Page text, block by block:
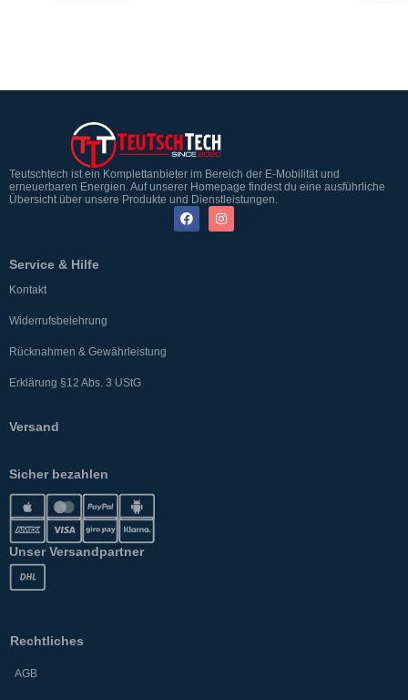
Teutschtech ist ein Komplettanbieter im Bereich der E-Mobilität und
erneuerbaren Energien. Auf unserer Homepage findest du eine ausführliche
Übersicht über unsere Produkte und Dienstleistungen.
Service & Hilfe
Kontakt
Widerrufsbelehrung
Rücknahmen & Gewährleistung
Erklärung §12 Abs. 3 UStG
Versand
Sicher bezahlen
Unser Versandpartner
Rechtliches
AGB